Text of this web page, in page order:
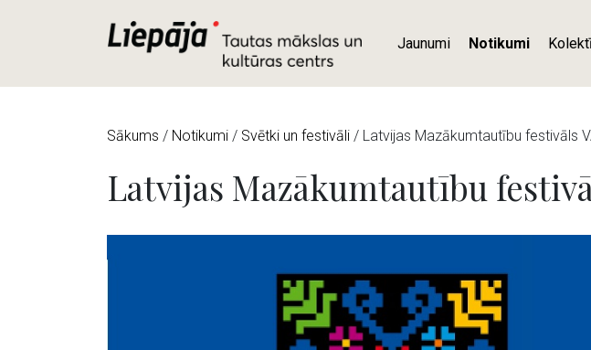
Jaunumi Notikumi
Sākums / Notikumi / Svētki un festivāli / Latvijas Mazākumtautību festivāls
Latvijas Mazākumtautību